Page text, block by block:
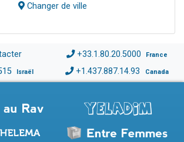
Changer de ville
+33.1.80.20.5000 France
Israël +1.437.887.14.93 Canada